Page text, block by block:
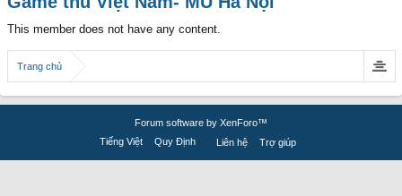
This member does not have any content.
Trang chủ
Forum software by XenForo™
Tiếng Việt
Quy Định Liên hệ Trợ giúp